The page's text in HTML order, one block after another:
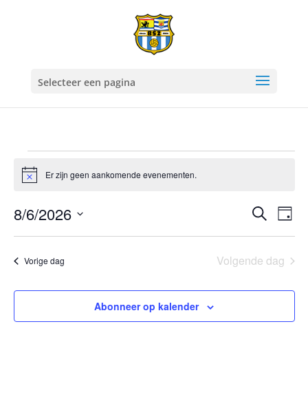
Selecteer een pagina
Evenementen
in
06/08/2026
BerichtEr zijn geen aankomende evenementen.
en
Zoeken
Dag
8/6/2026
Selecteer
eenVorige dag Volgende dag
Abonneer op kalender